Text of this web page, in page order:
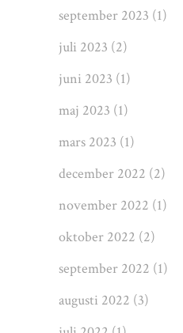
september 2023 (1)
juli 2023 (2)
juni 2023 (1)
maj 2023 (1)
mars 2023 (1)
december 2022 (2)
november 2022 (1)
oktober 2022 (2)
september 2022 (1)
augusti 2022 (3)